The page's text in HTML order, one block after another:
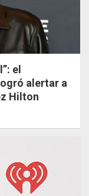
el
alertar a
Hilton